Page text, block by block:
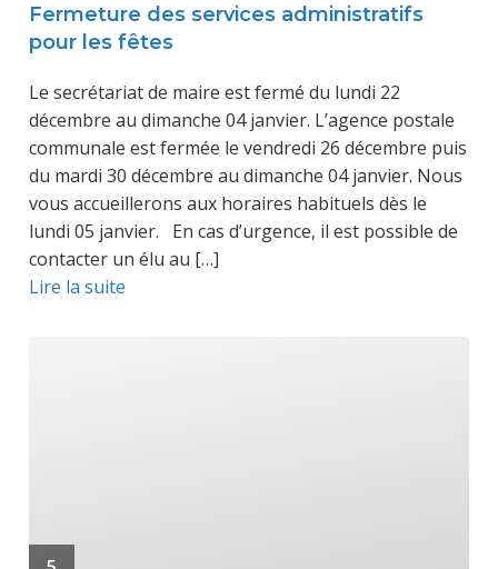
Fermeture des services administratifs
pour les fêtes
Le secrétariat de maire est fermé du lundi 22
décembre au dimanche 04 janvier. L’agence postale
communale est fermée le vendredi 26 décembre puis
du mardi 30 décembre au dimanche 04 janvier. Nous
vous accueillerons aux horaires habituels dès le
lundi 05 janvier. En cas d’urgence, il est possible de
contacter un élu au […]
Lire la suite